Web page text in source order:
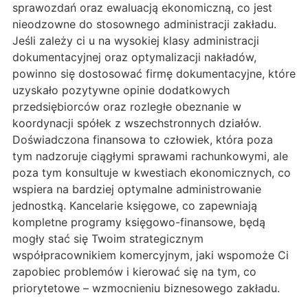
sprawozdań oraz ewaluacją ekonomiczną, co jest
nieodzowne do stosownego administracji zakładu.
Jeśli zależy ci u na wysokiej klasy administracji
dokumentacyjnej oraz optymalizacji nakładów,
powinno się dostosować firmę dokumentacyjne, które
uzyskało pozytywne opinie dodatkowych
przedsiębiorców oraz rozległe obeznanie w
koordynacji spółek z wszechstronnych działów.
Doświadczona finansowa to człowiek, która poza
tym nadzoruje ciągłymi sprawami rachunkowymi, ale
poza tym konsultuje w kwestiach ekonomicznych, co
wspiera na bardziej optymalne administrowanie
jednostką. Kancelarie księgowe, co zapewniają
kompletne programy księgowo-finansowe, będą
mogły stać się Twoim strategicznym
współpracownikiem komercyjnym, jaki wspomoże Ci
zapobiec problemów i kierować się na tym, co
priorytetowe – wzmocnieniu biznesowego zakładu.